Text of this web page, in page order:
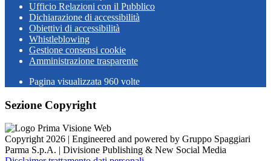
Ufficio Relazioni con il Pubblico
Dichiarazione di accessibilità
Obiettivi di accessibilità
Whistleblowing
Gestione consensi cookie
Amministrazione trasparente
Pagina visualizzata 960 volte
Sezione Copyright
Copyright 2026 | Engineered and powered by Gruppo Spaggiari
Parma S.p.A. | Divisione Publishing & New Social Media